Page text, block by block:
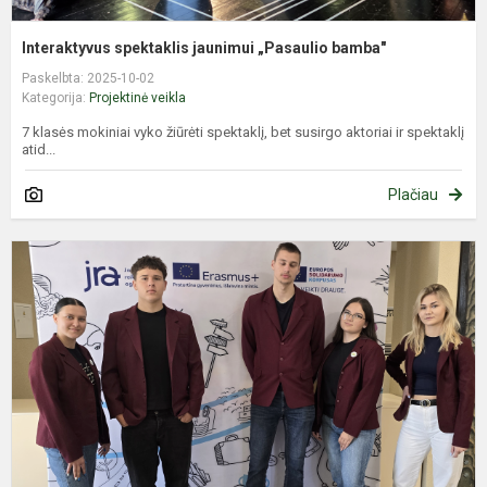
Interaktyvus spektaklis jaunimui „Pasaulio bamba"
Paskelbta: 2025-10-02
Kategorija: Projektinė veikla
7 klasės mokiniai vyko žiūrėti spektaklį, bet susirgo aktoriai ir spektaklį
atid...
Plačiau